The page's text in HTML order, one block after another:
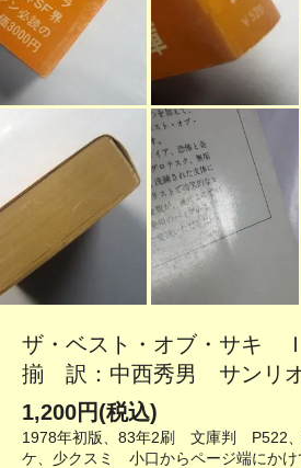
ザ・ベスト・オブ・サキ
揃 訳：中西秀男 サンリ
1,200円(税込)
1978年初版、83年2刷 文庫判 P522
ケ、少クスミ 小口からページ端にか